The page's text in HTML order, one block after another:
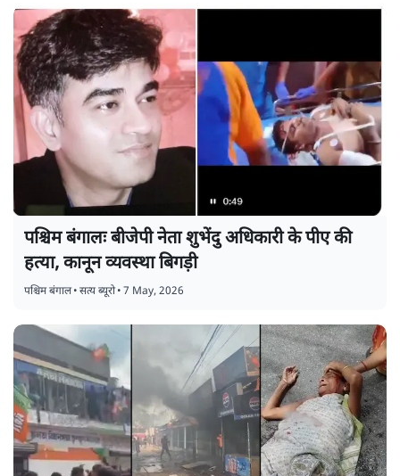
पश्चिम बंगालः बीजेपी नेता शुभेंदु अधिकारी के पीए की
हत्या, कानून व्यवस्था बिगड़ी
पश्चिम बंगाल•सत्य ब्यूरो•7 May, 2026